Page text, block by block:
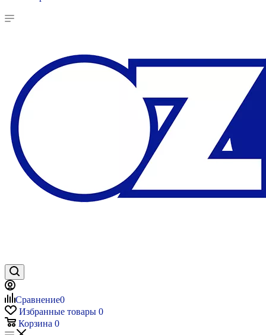
Сравнение0
Избранные товары 0
Корзина 0